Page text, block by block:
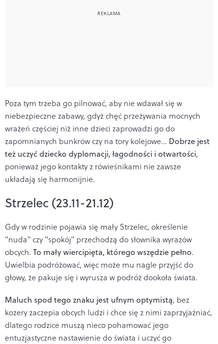
Poza tym trzeba go pilnować, aby nie wdawał się w
niebezpieczne zabawy, gdyż chęć przeżywania mocnych
wrażeń częściej niż inne dzieci zaprowadzi go do
zapomnianych bunkrów czy na tory kolejowe... Dobrze jest
też uczyć dziecko dyplomacji, łagodności i otwartości,
ponieważ jego kontakty z rówieśnikami nie zawsze
układają się harmonijnie.
Strzelec (23.11-21.12)
Gdy w rodzinie pojawia się mały Strzelec, określenie
"nuda" czy "spokój" przechodzą do słownika wyrazów
obcych. To mały wiercipięta, którego wszędzie pełno.
Uwielbia podróżować, więc może mu nagle przyjść do
głowy, że pakuje się i wyrusza w podróż dookoła świata.
Maluch spod tego znaku jest ufnym optymistą, bez
kozery zaczepia obcych ludzi i chce się z nimi zaprzyjaźniać,
dlatego rodzice muszą nieco pohamować jego
entuzjastyczne nastawienie do świata i uczyć go